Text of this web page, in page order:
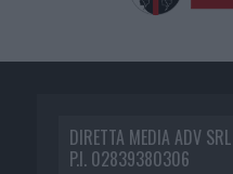
DIRETTA MEDIA ADV SRL
P.I. 02839380306